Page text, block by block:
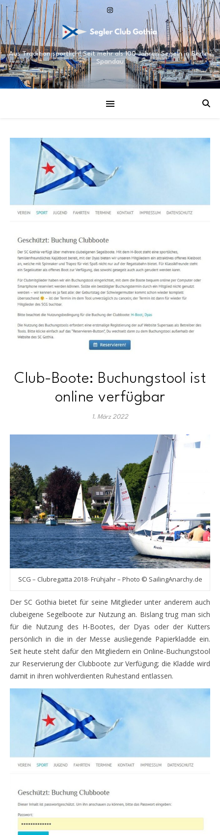
Aus Tradition sportlich! Seit mehr als 100 Jahren Segeln in Berlin-
Spandau
Club-Boote: Buchungstool ist
online verfügbar
1. März 2022
SCG – Clubregatta 2018- Frühjahr – Photo © SailingAnarchy.de
Der SC Gothia bietet für seine Mitglieder unter anderem auch
clubeigene Segelboote zur Nutzung an. Bislang trug man sich
für die Nutzung des H-Bootes, der Dyas oder der Kutters
persönlich in die in der Messe ausliegende Papierkladde ein.
Seit heute steht dafür den Mitgliedern ein Online-Buchungstool
zur Reservierung der Clubboote zur Verfügung; die Kladde wird
damit in ihren wohlverdienten Ruhestand entlassen.